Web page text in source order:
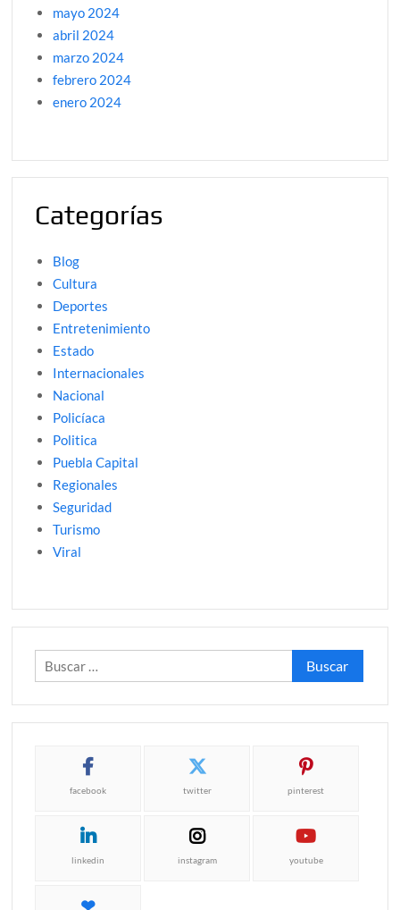
mayo 2024
abril 2024
marzo 2024
febrero 2024
enero 2024
Categorías
Blog
Cultura
Deportes
Entretenimiento
Estado
Internacionales
Nacional
Policíaca
Politica
Puebla Capital
Regionales
Seguridad
Turismo
Viral
Buscar:
facebook twitter pinterest
linkedin instagram youtube